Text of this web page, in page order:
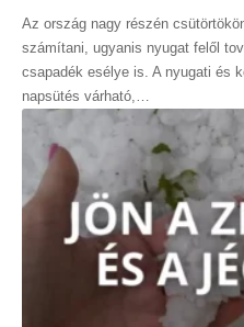
Az ország nagy részén
számítani, ugyanis nyugat felől
csapadék esélye is. A nyugati és
napsütés várható,